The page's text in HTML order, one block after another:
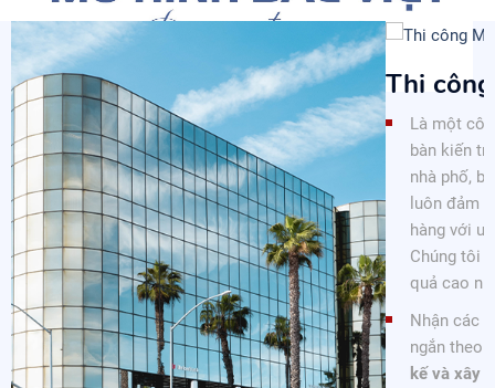
Thi công Mô hình kiến trúc BĐS 2
Là một công ty chuyên tư vấn, thi công mô hình kiến trúc, sa
bàn kiến trúc về BĐS như: mô hình chung cư, cao ốc, resort,
nhà phố, biệt thự mini, nhà máy, đồ án sinh viên. Chúng tôi
luôn đảm bảo chất lượng sản phẩm cao nhất cho khách
hàng với uy tín và kỹ thuật được tích lũy trong nhiều năm.
Chúng tôi tự tin sẽ giúp Quý Khách hàng sẽ đạt được hiệu
quả cao nhất trong việc quảng bá các dự án của Quý công ty.
Nhận các đơn hàng thi công mô hình cần gấp về thời gian
ngắn theo ngày yêu cầu của khách hàng.Công ty TNHH thiết
kế và xây dựng Bắc Việtluôn đảm bảo về chất lượng cao và